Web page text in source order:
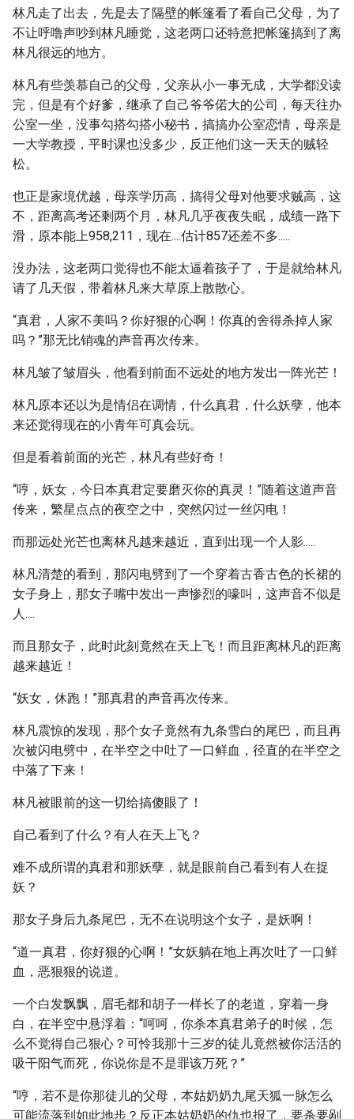
林凡走了出去，先是去了隔壁的帐篷看了看自己父母，为了
不让呼噜声吵到林凡睡觉，这老两口还特意把帐篷搞到了离
林凡很远的地方。
林凡有些羡慕自己的父母，父亲从小一事无成，大学都没读
完，但是有个好爹，继承了自己爷爷偌大的公司，每天往办
公室一坐，没事勾搭勾搭小秘书，搞搞办公室恋情，母亲是
一大学教授，平时课也没多少，反正他们这一天天的贼轻
松。
也正是家境优越，母亲学历高，搞得父母对他要求贼高，这
不，距离高考还剩两个月，林凡几乎夜夜失眠，成绩一路下
滑，原本能上958,211，现在....估计857还差不多.....
没办法，这老两口觉得也不能太逼着孩子了，于是就给林凡
请了几天假，带着林凡来大草原上散散心。
“真君，人家不美吗？你好狠的心啊！你真的舍得杀掉人家
吗？”那无比销魂的声音再次传来。
林凡皱了皱眉头，他看到前面不远处的地方发出一阵光芒！
林凡原本还以为是情侣在调情，什么真君，什么妖孽，他本
来还觉得现在的小青年可真会玩。
但是看着前面的光芒，林凡有些好奇！
“哼，妖女，今日本真君定要磨灭你的真灵！”随着这道声音
传来，繁星点点的夜空之中，突然闪过一丝闪电！
而那远处光芒也离林凡越来越近，直到出现一个人影.....
林凡清楚的看到，那闪电劈到了一个穿着古香古色的长裙的
女子身上，那女子嘴中发出一声惨烈的嚎叫，这声音不似是
人....
而且那女子，此时此刻竟然在天上飞！而且距离林凡的距离
越来越近！
“妖女，休跑！”那真君的声音再次传来。
林凡震惊的发现，那个女子竟然有九条雪白的尾巴，而且再
次被闪电劈中，在半空之中吐了一口鲜血，径直的在半空之
中落了下来！
林凡被眼前的这一切给搞傻眼了！
自己看到了什么？有人在天上飞？
难不成所谓的真君和那妖孽，就是眼前自己看到有人在捉
妖？
那女子身后九条尾巴，无不在说明这个女子，是妖啊！
“道一真君，你好狠的心啊！”女妖躺在地上再次吐了一口鲜
血，恶狠狠的说道。
一个白发飘飘，眉毛都和胡子一样长了的老道，穿着一身
白，在半空中悬浮着：“呵呵，你杀本真君弟子的时候，怎
么不觉得自己狠心？可怜我那十三岁的徒儿竟然被你活活的
吸干阳气而死，你说你是不是罪该万死？”
“哼，若不是你那徒儿的父母，本姑奶奶九尾天狐一脉怎么
可能流落到如此地步？反正本姑奶奶的仇也报了，要杀要剐